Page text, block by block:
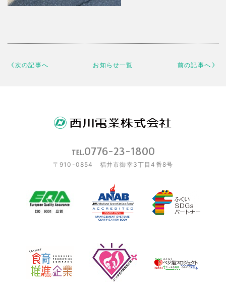
次の記事へ お知らせ一覧 前の記事へ
TEL.0776-23-1800
〒910-0854 福井市御幸3丁目4番8号